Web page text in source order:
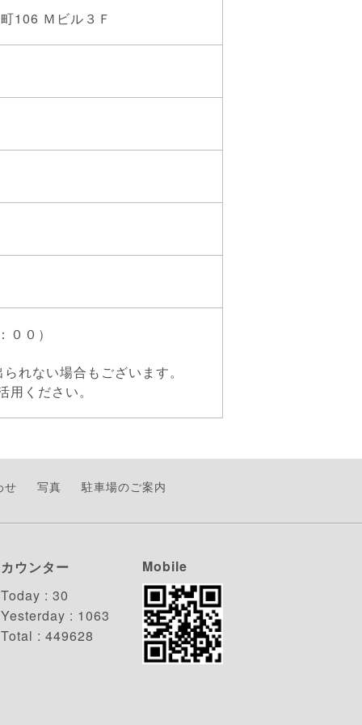
106 Ｍビル３Ｆ
０）
れない場合もございます。
ください。
せ 写真 駐車場のご案内
Mobile
カウンター
Today : 30
Yesterday : 1063
Total : 449628